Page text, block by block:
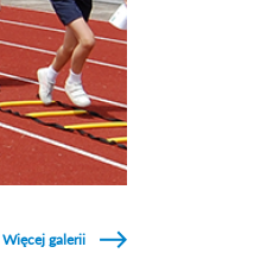
Więcej galerii